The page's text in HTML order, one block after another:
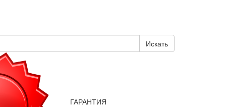
Искать
ГАРАНТИЯ